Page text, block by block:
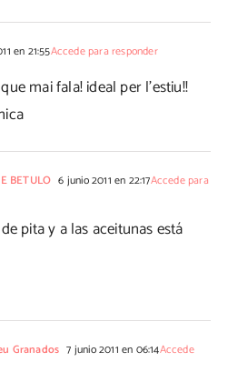
en 21:55Accede para responder
mai fala! ideal per l'estiu!!
BETULO 6 junio 2011 en 22:17Accede para
pita y a las aceitunas está
Granados 7 junio 2011 en 06:14Accede